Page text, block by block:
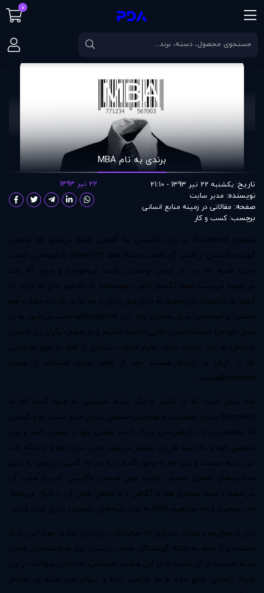
صفحه اصلی مقالات برندی به نام MBA
برندی به نام MBA
تاریخ: یکشنبه 22 تیر 1393 - 21:10
نویسنده: مدير سايت
صفحه: مقالاتی در زمينه منابع انسانی
برچسب:کسب و کار
22 تیر 1393
اصطلاح Buzzword در زبان انگلیسی به کلماتی گفته می‌شود که شخص
گوینده قصدش از گفتن آن کلمات احتمالاً فقط Show Off یا خودنمایی است.
چیزی شبیه مد روز در لباس پوشیدن…شب می‌خوابید و صبح که بلند
می‌شوید می‌بینید همه یک‌جور لباس پوشیده‌اند یا یک‌جور مدل مو دارند. در
کشور ما متأسفانه این قضیه به دلیل میل بیش از حد ما به رقابت، چشم و هم
چشمی و خودنمایی شکل حادتری دارد. این Buzzwordها باعث می‌شود ما در
خیال خودمان اعتمادبه‌نفس بالایی داشته باشیم و در چشم دیگران نیز انسانی
با دانش به نظر بیاییم. شاید معیار قضاوت بسیاری از افراد در مورد اشخاصی
که با آن‌ها در ارتباط هستند بعد از ظاهر میزان استفاده از همین
Buzzwordهاست.
چند سالی است که در کشور ما یک رشته تحصیلی به وجود آمده که به
Buzzword دنیای تحصیلات و همچنین اشتغال تبدیل شده است. موج کسانی
که علاقه‌مندند تا با گرفتن این مدرک آینده شغلی خود را تضمین کنند و برند
شخصی خود را بالا ببرند هر روز بیشتر می‌شود. برخی بدون اطلاع از اینکه ذات
این رشته چیست و برای چه به وجود آمده و به درد چه کسی می‌خورد به دلیل
جذابیت‌های ظاهری اسمش (شاید چون اسمش انگلیسی است!) جذب آن
می‌شوند و البته بسیاری هم با آگاهی و با هدفی خاص آن را دنبال می‌کنند.
چه بخواهیم و چه نخواهیم MBA به برند رشته‌های تحصیلی تبدیل شده است.
پس از سؤال‌ها و نظرات بسیاری که خوانندگان بیزینس ترند در مورد این رشته
داشتند و با توجه به اینکه گردانندگان مجله بیزینس ترند فارغ‌التحصیل همین
رشته هستند بر آن شدیم تا در این مطلب اختصاصی به تمامی سؤالات در این
زمینه پاسخی جامع داده و به بررسی پیدا و پنهان این رشته پر طرفدار
0